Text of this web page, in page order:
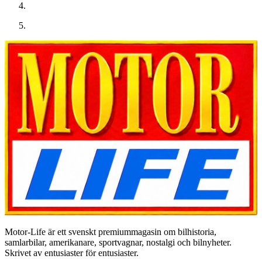
Motor-Life är ett svenskt premiummagasin om bilhistoria,
samlarbilar, amerikanare, sportvagnar, nostalgi och bilnyheter.
Skrivet av entusiaster för entusiaster.